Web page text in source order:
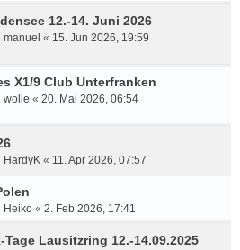
12.-14. Juni 2026
manuel « 15. Jun 2026, 19:59
X1/9 Club Unterfranken
wolle « 20. Mai 2026, 06:54
HardyK « 11. Apr 2026, 07:57
Heiko « 2. Feb 2026, 17:41
Tage Lausitzring 12.-14.09.2025